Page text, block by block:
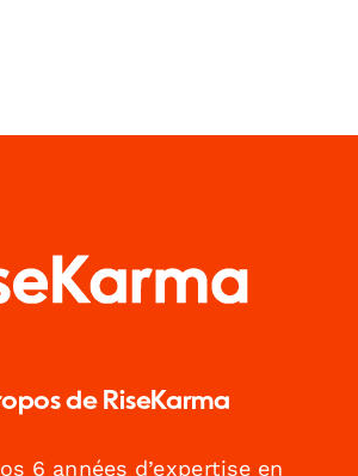
de RiseKarma
6 années d’expertise en